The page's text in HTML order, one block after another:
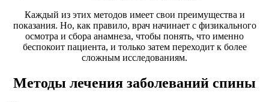
Каждый из этих методов имеет свои преимущества и
показания. Но, как правило, врач начинает с физикального
осмотра и сбора анамнеза, чтобы понять, что именно
беспокоит пациента, и только затем переходит к более
сложным исследованиям.
Методы лечения заболеваний спины